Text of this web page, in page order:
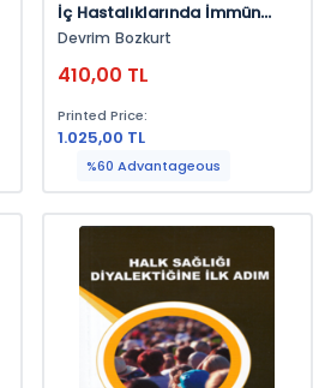
İç Hastalıklarında İmmün
Sistem İlişkili Aciller
Devrim Bozkurt
410,00 TL
Printed Price:
1.025,00 TL
%60 Advantageous